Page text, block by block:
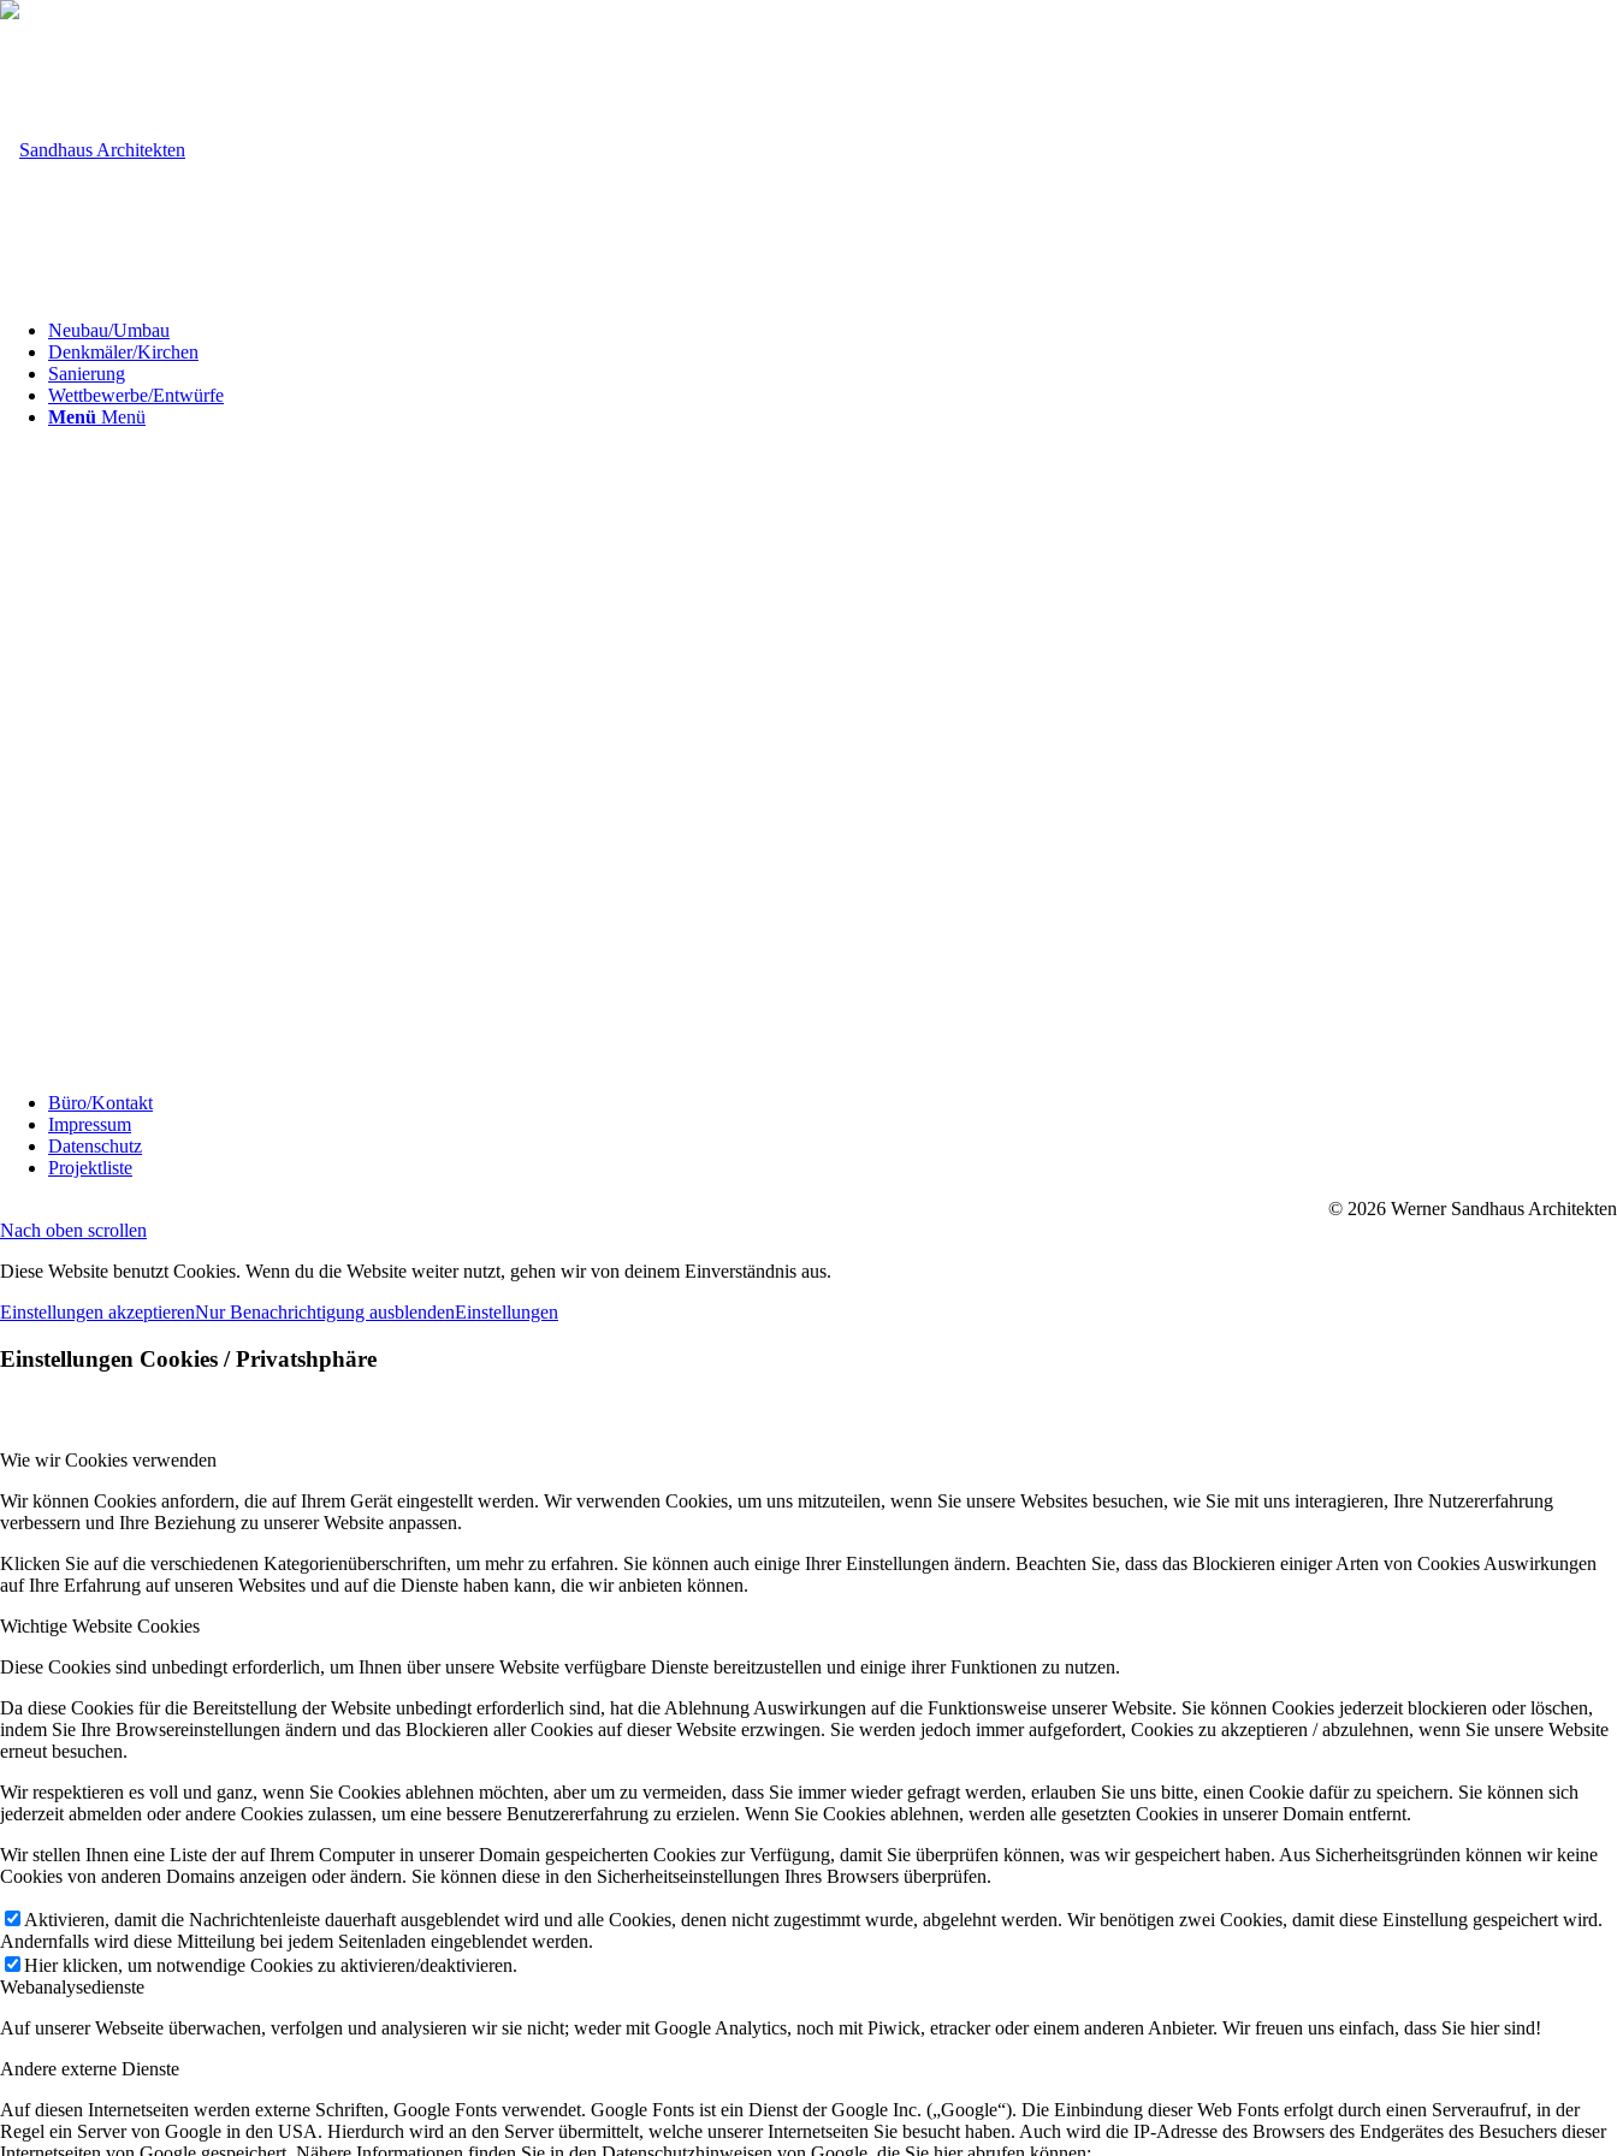
Neubau/Umbau
Denkmäler/Kirchen
Sanierung
Wettbewerbe/Entwürfe
Menü Menü
Büro/Kontakt
Impressum
Datenschutz
Projektliste
© 2026 Werner Sandhaus Architekten
Nach oben scrollen
Diese Website benutzt Cookies. Wenn du die Website weiter nutzt, gehen wir von deinem Einverständnis aus.
Einstellungen akzeptierenNur Benachrichtigung ausblendenEinstellungen
Einstellungen Cookies / Privatshphäre
Wie wir Cookies verwenden
Wir können Cookies anfordern, die auf Ihrem Gerät eingestellt werden. Wir verwenden Cookies, um uns mitzuteilen, wenn Sie unsere Websites besuchen, wie Sie mit uns interagieren, Ihre Nutzererfahrung
verbessern und Ihre Beziehung zu unserer Website anpassen.
Klicken Sie auf die verschiedenen Kategorienüberschriften, um mehr zu erfahren. Sie können auch einige Ihrer Einstellungen ändern. Beachten Sie, dass das Blockieren einiger Arten von Cookies Auswirkungen
auf Ihre Erfahrung auf unseren Websites und auf die Dienste haben kann, die wir anbieten können.
Wichtige Website Cookies
Diese Cookies sind unbedingt erforderlich, um Ihnen über unsere Website verfügbare Dienste bereitzustellen und einige ihrer Funktionen zu nutzen.
Da diese Cookies für die Bereitstellung der Website unbedingt erforderlich sind, hat die Ablehnung Auswirkungen auf die Funktionsweise unserer Website. Sie können Cookies jederzeit blockieren oder löschen,
indem Sie Ihre Browsereinstellungen ändern und das Blockieren aller Cookies auf dieser Website erzwingen. Sie werden jedoch immer aufgefordert, Cookies zu akzeptieren / abzulehnen, wenn Sie unsere Website
erneut besuchen.
Wir respektieren es voll und ganz, wenn Sie Cookies ablehnen möchten, aber um zu vermeiden, dass Sie immer wieder gefragt werden, erlauben Sie uns bitte, einen Cookie dafür zu speichern. Sie können sich
jederzeit abmelden oder andere Cookies zulassen, um eine bessere Benutzererfahrung zu erzielen. Wenn Sie Cookies ablehnen, werden alle gesetzten Cookies in unserer Domain entfernt.
Wir stellen Ihnen eine Liste der auf Ihrem Computer in unserer Domain gespeicherten Cookies zur Verfügung, damit Sie überprüfen können, was wir gespeichert haben. Aus Sicherheitsgründen können wir keine
Cookies von anderen Domains anzeigen oder ändern. Sie können diese in den Sicherheitseinstellungen Ihres Browsers überprüfen.
Aktivieren, damit die Nachrichtenleiste dauerhaft ausgeblendet wird und alle Cookies, denen nicht zugestimmt wurde, abgelehnt werden. Wir benötigen zwei Cookies, damit diese Einstellung gespeichert wird.
Andernfalls wird diese Mitteilung bei jedem Seitenladen eingeblendet werden.
Hier klicken, um notwendige Cookies zu aktivieren/deaktivieren.
Webanalysedienste
Auf unserer Webseite überwachen, verfolgen und analysieren wir sie nicht; weder mit Google Analytics, noch mit Piwick, etracker oder einem anderen Anbieter. Wir freuen uns einfach, dass Sie hier sind!
Andere externe Dienste
Auf diesen Internetseiten werden externe Schriften, Google Fonts verwendet. Google Fonts ist ein Dienst der Google Inc. („Google“). Die Einbindung dieser Web Fonts erfolgt durch einen Serveraufruf, in der
Regel ein Server von Google in den USA. Hierdurch wird an den Server übermittelt, welche unserer Internetseiten Sie besucht haben. Auch wird die IP-Adresse des Browsers des Endgerätes des Besuchers dieser